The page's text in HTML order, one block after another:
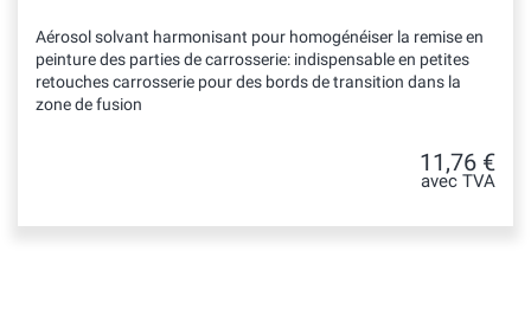
Aérosol solvant harmonisant pour homogénéiser la remise en
peinture des parties de carrosserie: indispensable en petites
retouches carrosserie pour des bords de transition dans la
zone de fusion
11,76 €
avec TVA